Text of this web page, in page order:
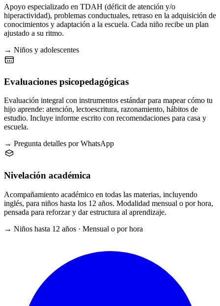
Apoyo especializado en TDAH (déficit de atención y/o
hiperactividad), problemas conductuales, retraso en la adquisición de
conocimientos y adaptación a la escuela. Cada niño recibe un plan
ajustado a su ritmo.
→ Niños y adolescentes
Evaluaciones psicopedagógicas
Evaluación integral con instrumentos estándar para mapear cómo tu
hijo aprende: atención, lectoescritura, razonamiento, hábitos de
estudio. Incluye informe escrito con recomendaciones para casa y
escuela.
→ Pregunta detalles por WhatsApp
Nivelación académica
Acompañamiento académico en todas las materias, incluyendo
inglés, para niños hasta los 12 años. Modalidad mensual o por hora,
pensada para reforzar y dar estructura al aprendizaje.
→ Niños hasta 12 años · Mensual o por hora